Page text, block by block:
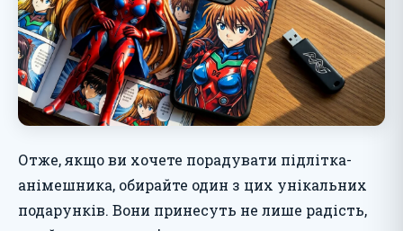
Отже, якщо ви хочете порадувати підлітка-
анімешника, обирайте один з цих унікальних
подарунків. Вони принесуть не лише радість,